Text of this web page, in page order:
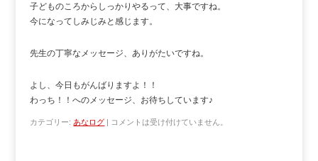
子どものころからしっかりやるって、大事ですね。
今になってしみじみと感じます。
先生の丁寧なメッセージ、ありがたいですね。
よし、今日もがんばりますよ！！
わっち！！へのメッセージ、お待ちしています♪
カテゴリー: あなログ | コメントは受け付けていません。